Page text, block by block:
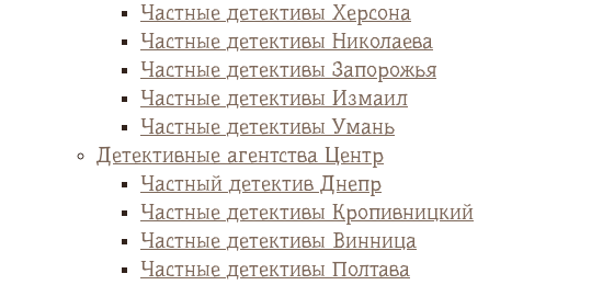
Частные детективы Херсона
Частные детективы Николаева
Частные детективы Запорожья
Частные детективы Измаил
Частные детективы Умань
Детективные агентства Центр
Частный детектив Днепр
Частные детективы Кропивницкий
Частные детективы Винница
Частные детективы Полтава